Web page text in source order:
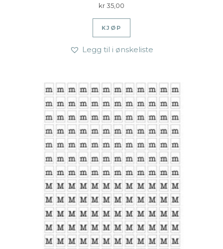
kr35,00
KJØP
Legg til i ønskeliste